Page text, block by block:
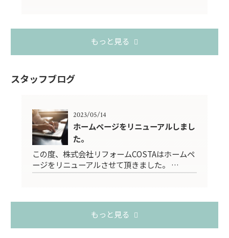
もっと見る
スタッフブログ
2023/05/14
ホームページをリニューアルしまし
た。
この度、株式会社リフォームCOSTAはホームペ
ージをリニューアルさせて頂きました。 …
もっと見る